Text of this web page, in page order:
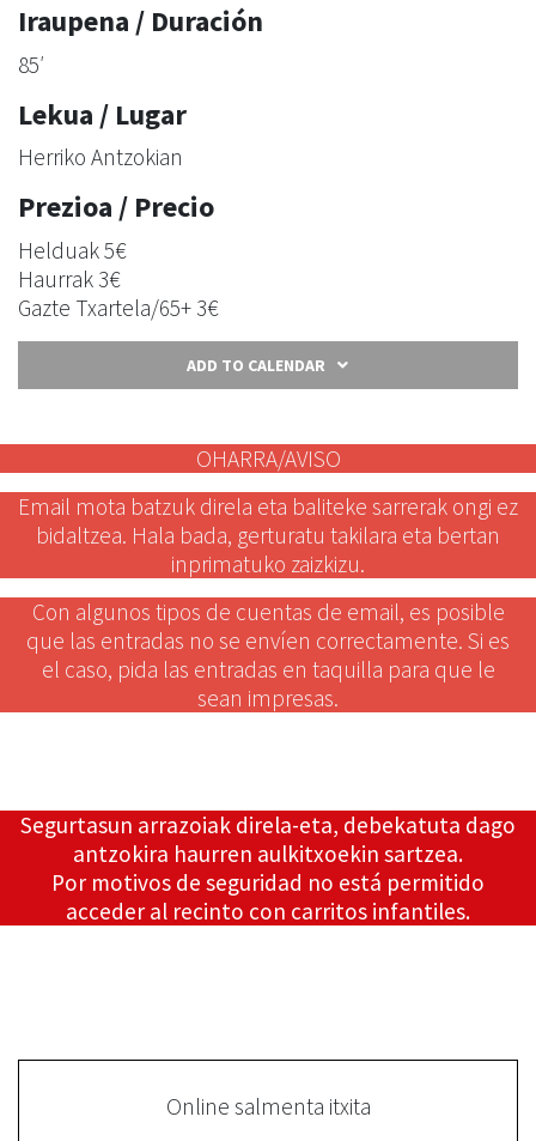
Iraupena / Duración
85′
Lekua / Lugar
Herriko Antzokian
Prezioa / Precio
Helduak 5€
Haurrak 3€
Gazte Txartela/65+ 3€
ADD TO CALENDAR
OHARRA/AVISO
Email mota batzuk direla eta baliteke sarrerak ongi ez
bidaltzea. Hala bada, gerturatu takilara eta bertan
inprimatuko zaizkizu.
Con algunos tipos de cuentas de email, es posible
que las entradas no se envíen correctamente. Si es
el caso, pida las entradas en taquilla para que le
sean impresas.
Segurtasun arrazoiak direla-eta, debekatuta dago
antzokira haurren aulkitxoekin sartzea.
Por motivos de seguridad no está permitido
acceder al recinto con carritos infantiles.
Online salmenta itxita